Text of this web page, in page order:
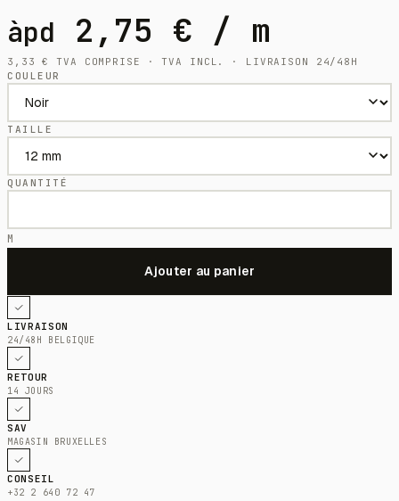
àpd 2,75 € / m
3,33€
TVA COMPRISE · TVA INCL. · LIVRAISON 24/48H
COULEUR
TAILLE
QUANTITÉ
M
LIVRAISON
24/48H BELGIQUE
RETOUR
14 JOURS
SAV
MAGASIN BRUXELLES
CONSEIL
+32 2 640 72 47